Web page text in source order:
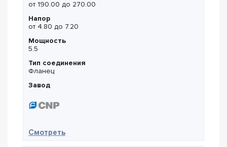
от 190.00 до 270.00
Напор
от 4.80 до 7.20
Мощность
5.5
Тип соединения
Фланец
Завод
Смотреть— CNP WLTSF 150-6A/5,5